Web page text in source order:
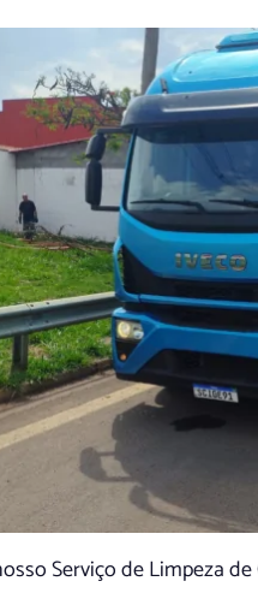
Serviço de Limpeza